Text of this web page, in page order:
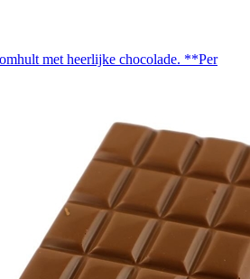
met heerlijke chocolade. **Per